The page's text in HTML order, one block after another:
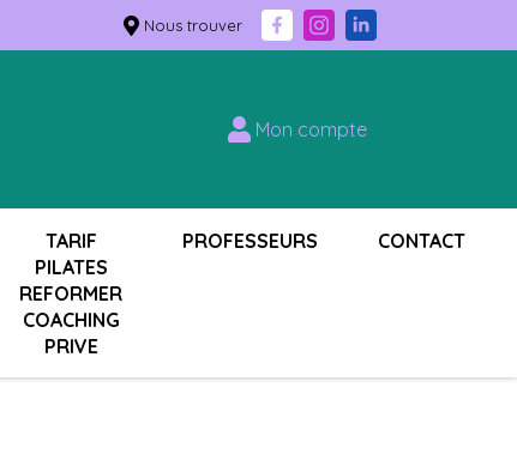
Nous trouver
Mon compte
TARIF
PILATES
REFORMER
COACHING
PRIVE
PROFESSEURS CONTACT